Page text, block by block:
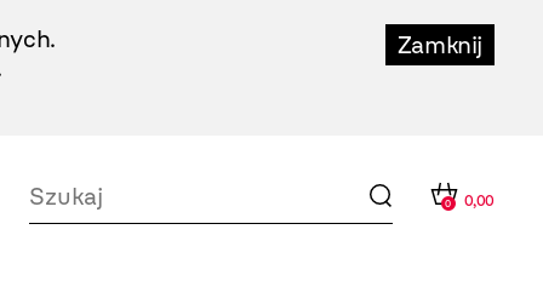
Zamknij
0 0,00